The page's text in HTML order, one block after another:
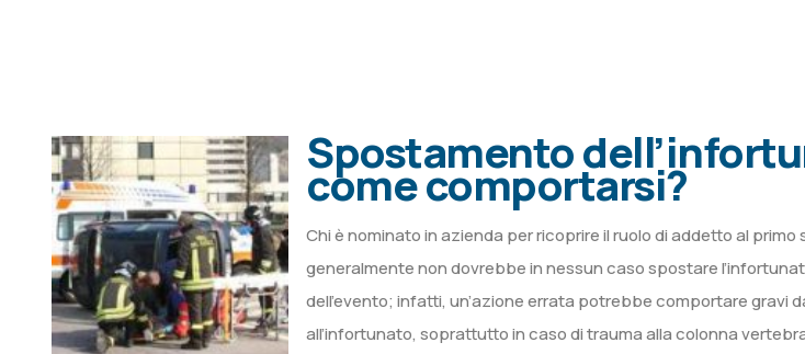
Spostamento
come comportarsi?
Chi è nominato in azienda per ricoprire il ruolo di addetto al primo
generalmente non dovrebbe in nessun caso spostare
dell’evento; infatti, un’azione errata potrebbe comportare gravi
all’infortunato, soprattutto in caso di trauma alla colonna